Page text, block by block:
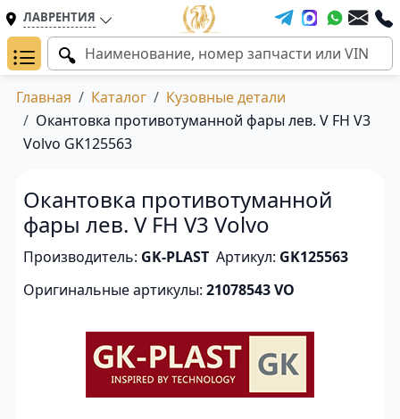
ЛАВРЕНТИЯ
Главная Каталог
Кузовные детали
Окантовка противотуманной фары лев. V FH V3
Volvo GK125563
Окантовка противотуманной
фары лев. V FH V3 Volvo
Производитель: GK-PLAST Артикул: GK125563
Оригинальные артикулы: 21078543 VO